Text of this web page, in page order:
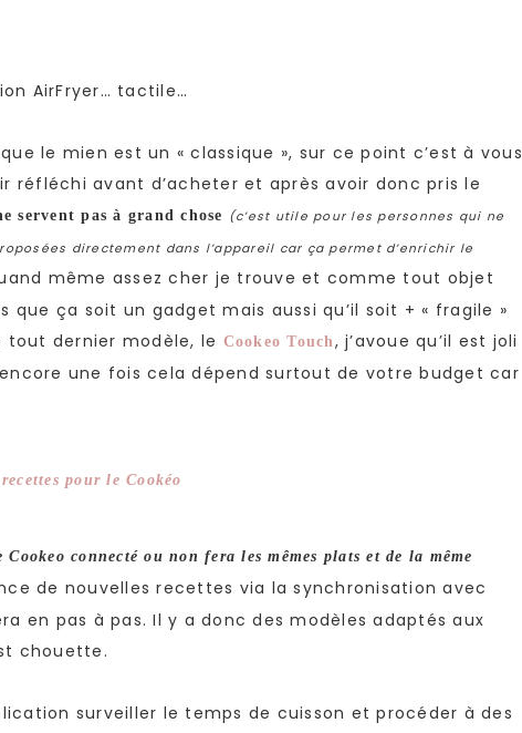
AirFryer… tactile…
le mien est un « classique », sur ce point c’est à vous
réfléchi avant d’acheter et après avoir donc pris le
servent pas à grand chose (c’est utile pour les personnes qui ne
directement dans l’appareil car ça permet d’enrichir le
même assez cher je trouve et comme tout objet
que ça soit un gadget mais aussi qu’il soit + « fragile »
tout dernier modèle, le Cookeo Touch, j’avoue qu’il est joli
une fois cela dépend surtout de votre budget car
pour le Cookéo
Cookeo connecté ou non fera les mêmes plats et de la même
de nouvelles recettes via la synchronisation avec
en pas à pas. Il y a donc des modèles adaptés aux
chouette.
surveiller le temps de cuisson et procéder à des